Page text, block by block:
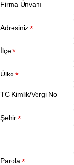
Firma Ünvanı
Adresiniz
İlçe
Ülke
TC Kimlik/Vergi No
Şehir
Parola